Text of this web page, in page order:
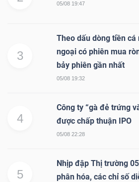
05/08 19:47
3
Theo dấu dòng tiền
ngoại có phiên mua
bảy phiên gần nhất
05/08 19:32
4
Công ty “gà đẻ trứng
được chấp thuận IPO
05/08 22:28
5
Nhịp đập Thị trường
phân hóa, các chỉ số